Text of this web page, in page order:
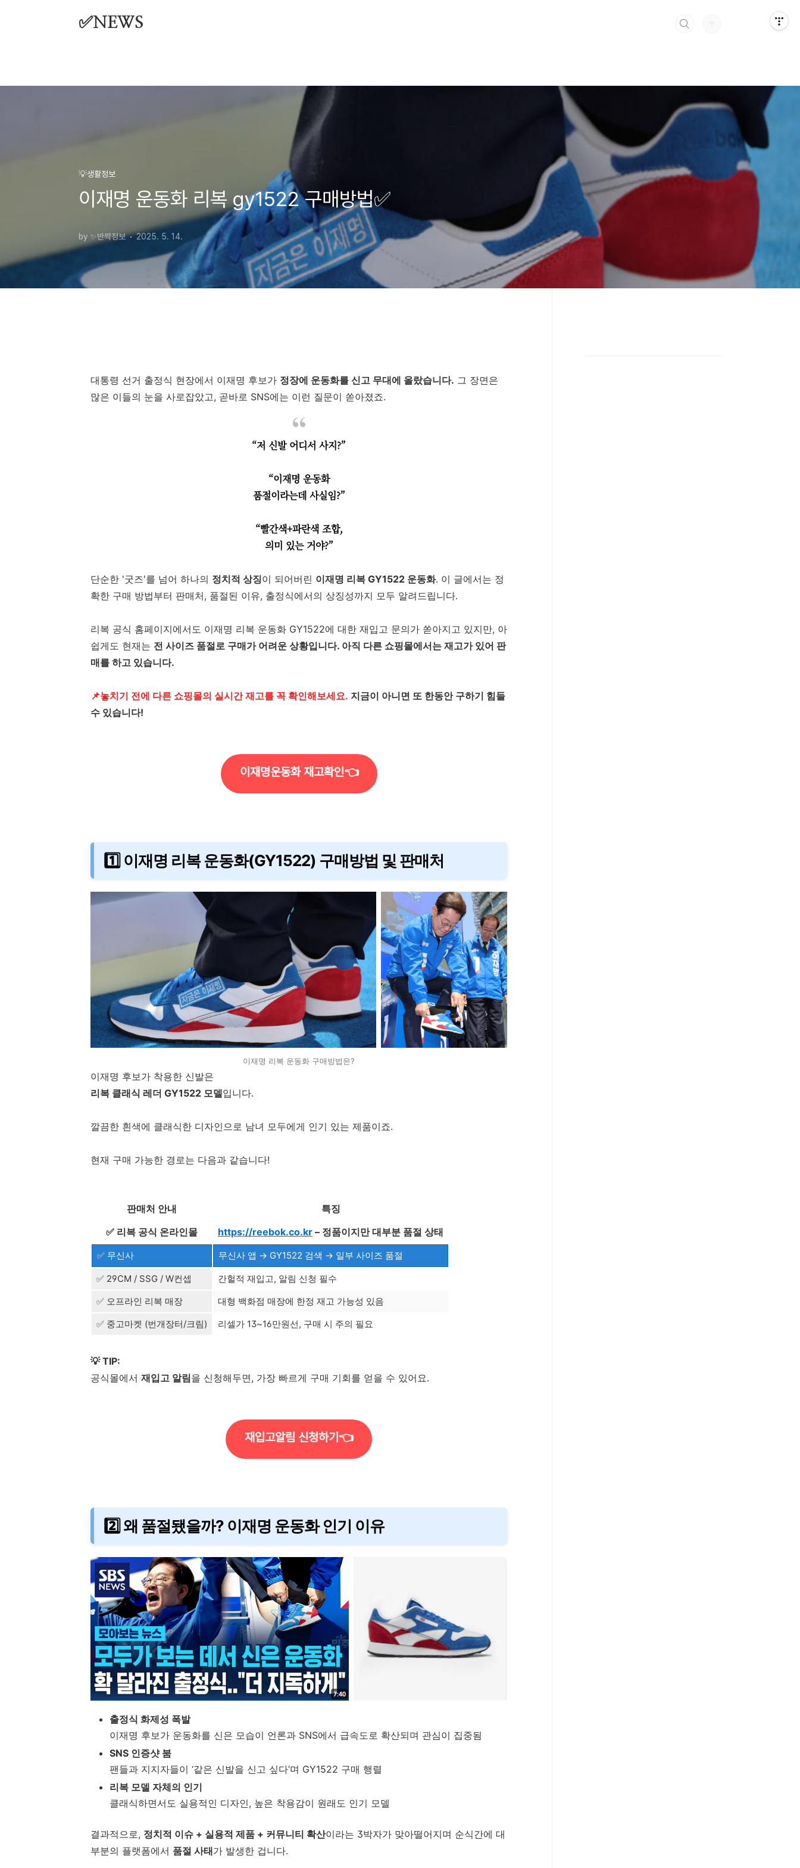
✅NEWS
💡생활정보
이재명 운동화 리복 gy1522 구매방법✅
by ✨반짝정보 2025. 5. 14.
대통령 선거 출정식 현장에서 이재명 후보가 정장에 운동화를 신고 무대에 올랐습니다. 그 장면은
많은 이들의 눈을 사로잡았고, 곧바로 SNS에는 이런 질문이 쏟아졌죠.
“저 신발 어디서 사지?”
“이재명 운동화
품절이라는데 사실임?”
“빨간색+파란색 조합,
의미 있는 거야?”
단순한 '굿즈'를 넘어 하나의 정치적 상징이 되어버린 이재명 리복 GY1522 운동화. 이 글에서는 정
확한 구매 방법부터 판매처, 품절된 이유, 출정식에서의 상징성까지 모두 알려드립니다.
리복 공식 홈페이지에서도 이재명 리복 운동화 GY1522에 대한 재입고 문의가 쏟아지고 있지만, 아
쉽게도 현재는 전 사이즈 품절로 구매가 어려운 상황입니다. 아직 다른 쇼핑몰에서는 재고가 있어 판
매를 하고 있습니다.
📌놓치기 전에 다른 쇼핑몰의 실시간 재고를 꼭 확인해보세요. 지금이 아니면 또 한동안 구하기 힘들
수 있습니다!
이재명운동화 재고확인👈
1️⃣ 이재명 리복 운동화(GY1522) 구매방법 및 판매처
이재명 리복 운동화 구매방법은?
이재명 후보가 착용한 신발은
리복 클래식 레더 GY1522 모델입니다.
깔끔한 흰색에 클래식한 디자인으로 남녀 모두에게 인기 있는 제품이죠.
현재 구매 가능한 경로는 다음과 같습니다!
판매처 안내
특징
✅ 리복 공식 온라인몰
https://reebok.co.kr – 정품이지만 대부분 품절 상태
✅ 무신사 무신사 앱 → GY1522 검색 → 일부 사이즈 품절
✅ 29CM / SSG / W컨셉
간헐적 재입고, 알림 신청 필수
✅ 오프라인 리복 매장
대형 백화점 매장에 한정 재고 가능성 있음
✅ 중고마켓 (번개장터/크림)
리셀가 13~16만원선, 구매 시 주의 필요
💡 TIP:
공식몰에서 재입고 알림을 신청해두면, 가장 빠르게 구매 기회를 얻을 수 있어요.
재입고알림 신청하기👈
2️⃣ 왜 품절됐을까? 이재명 운동화 인기 이유
출정식 화제성 폭발
이재명 후보가 운동화를 신은 모습이 언론과 SNS에서 급속도로 확산되며 관심이 집중됨
SNS 인증샷 붐
팬들과 지지자들이 ‘같은 신발을 신고 싶다’며 GY1522 구매 행렬
리복 모델 자체의 인기
클래식하면서도 실용적인 디자인, 높은 착용감이 원래도 인기 모델
결과적으로, 정치적 이슈 + 실용적 제품 + 커뮤니티 확산이라는 3박자가 맞아떨어지며 순식간에 대
부분의 플랫폼에서 품절 사태가 발생한 겁니다.